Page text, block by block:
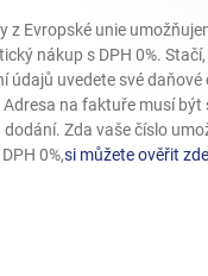
z Evropské unie
nákup s DPH 0%.
údajů uvedete své daňové
Adresa na faktuře musí být
dodání. Zda vaše číslo
0%,si můžete ověřit zde